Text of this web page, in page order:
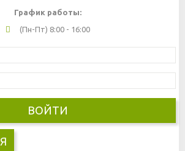
График работы:
(Пн-Пт) 8:00 - 16:00
ВОЙТИ